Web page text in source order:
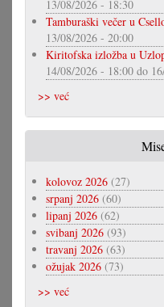
13/08/2026 - 18:30
Tamburaški večer u
13/08/2026 - 20:00
Kiritofska izložba u
14/08/2026 - 18:00 do
>> već
kolovoz 2026 (27)
srpanj 2026 (60)
lipanj 2026 (62)
svibanj 2026 (93)
travanj 2026 (63)
ožujak 2026 (73)
>> već